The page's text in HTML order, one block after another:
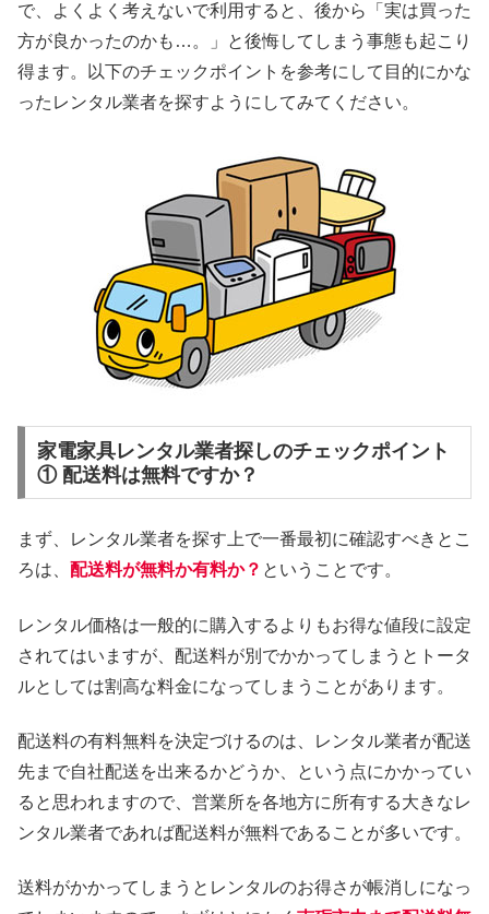
で、よくよく考えないで利用すると、後から「実は買った
方が良かったのかも…。」と後悔してしまう事態も起こり
得ます。以下のチェックポイントを参考にして目的にかな
ったレンタル業者を探すようにしてみてください。
家電家具レンタル業者探しのチェックポイント
① 配送料は無料ですか？
まず、レンタル業者を探す上で一番最初に確認すべきとこ
ろは、 配送料が無料か有料か？ ということです。
レンタル価格は一般的に購入するよりもお得な値段に設定
されてはいますが、配送料が別でかかってしまうとトータ
ルとしては割高な料金になってしまうことがあります。
配送料の有料無料を決定づけるのは、レンタル業者が配送
先まで自社配送を出来るかどうか、という点にかかってい
ると思われますので、営業所を各地方に所有する大きなレ
ンタル業者であれば配送料が無料であることが多いです。
送料がかかってしまうとレンタルのお得さが帳消しになっ